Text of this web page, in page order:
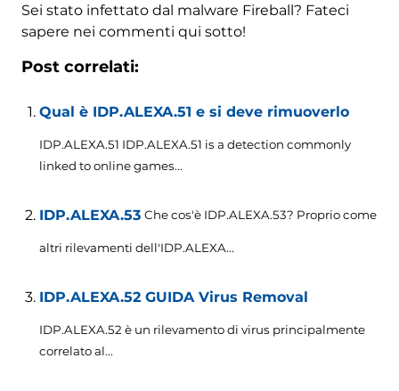
Sei stato infettato dal malware Fireball? Fateci
sapere nei commenti qui sotto!
Post correlati:
Qual è IDP.ALEXA.51 e si deve rimuoverlo
IDP.ALEXA.51 IDP.ALEXA.51 is a detection commonly
linked to online games...
IDP.ALEXA.53 Che cos'è IDP.ALEXA.53? Proprio come
altri rilevamenti dell'IDP.ALEXA...
IDP.ALEXA.52 GUIDA Virus Removal
IDP.ALEXA.52 è un rilevamento di virus principalmente
correlato al...